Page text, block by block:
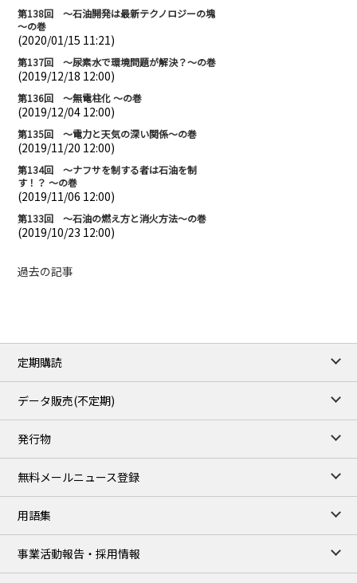
第138回 ～石油開発は最新テクノロジーの塊
～の巻
(2020/01/15 11:21)
第137回 ～尿素水で環境問題が解決？～の巻
(2019/12/18 12:00)
第136回 ～無電柱化 ～の巻
(2019/12/04 12:00)
第135回 ～電力と天気の深い関係～の巻
(2019/11/20 12:00)
第134回 ～ナフサを制する者は石油を制
す！？ ～の巻
(2019/11/06 12:00)
第133回 ～石油の燃え方と消火方法～の巻
(2019/10/23 12:00)
過去の記事
定期購読
データ販売(不定期)
発行物
無料メールニュース登録
用語集
事業活動報告・採用情報